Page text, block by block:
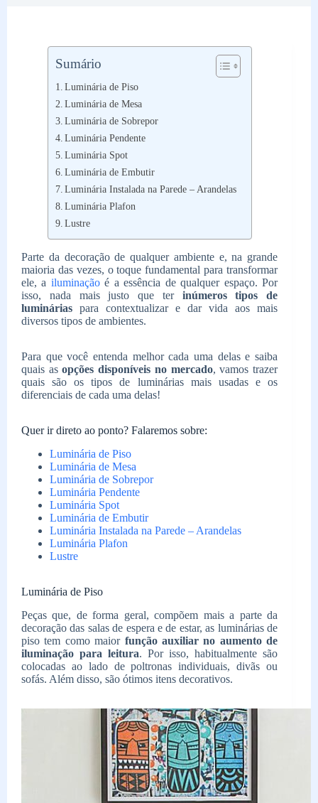
Sumário
Luminária de Piso
Luminária de Mesa
Luminária de Sobrepor
Luminária Pendente
Luminária Spot
Luminária de Embutir
Luminária Instalada na Parede – Arandelas
Luminária Plafon
Lustre
Parte da decoração de qualquer ambiente e, na grande
maioria das vezes, o toque fundamental para transformar
ele, a iluminaçãoé a essência de qualquer espaço. Por
isso, nada mais justo que ter inúmeros tipos de
luminárias para contextualizar e dar vida aos mais
diversos tipos de ambientes.
Para que você entenda melhor cada uma delas e saiba
quais asopções disponíveis no mercado, vamos trazer
quais são os tipos de luminárias mais usadas e os
diferenciais de cada uma delas!
Quer ir direto ao ponto? Falaremos sobre:
Luminária de Piso
Luminária de Mesa
Luminária de Sobrepor
Luminária Pendente
Luminária Spot
Luminária de Embutir
Luminária Instalada na Parede – Arandelas
Luminária Plafon
Lustre
Luminária de Piso
Peças que, de forma geral, compõem mais a parte da
decoração das salas de espera e de estar, as luminárias de
piso tem como maior função auxiliar no aumento de
iluminação para leitura. Por isso, habitualmente são
colocadas ao lado de poltronas individuais, divãs ou
sofás. Além disso, são ótimos itens decorativos.